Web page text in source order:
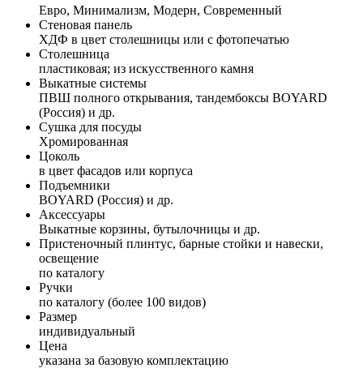
Евро, Минимализм, Модерн, Современный
Стеновая панель
ХДФ в цвет столешницы или с фотопечатью
Столешница
пластиковая; из искусственного камня
Выкатные системы
ПВШ полного открывания, тандембоксы BOYARD
(Россия) и др.
Сушка для посуды
Хромированная
Цоколь
в цвет фасадов или корпуса
Подъемники
BOYARD (Россия) и др.
Аксессуары
Выкатные корзины, бутылочницы и др.
Пристеночный плинтус, барные стойки и навески,
освещение
по каталогу
Ручки
по каталогу (более 100 видов)
Размер
индивидуальный
Цена
указана за базовую комплектацию